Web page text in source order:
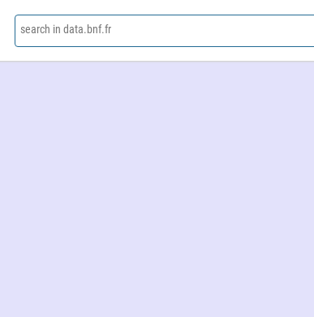
search in data.bnf.fr